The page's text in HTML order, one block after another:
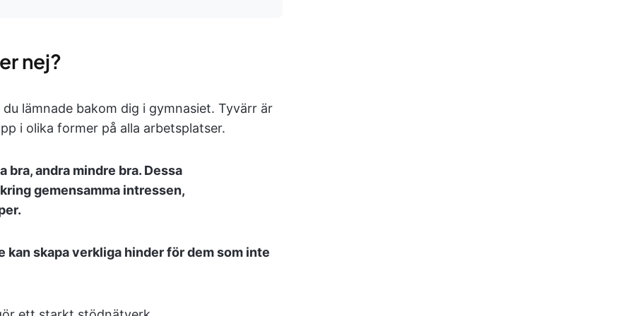
nej?
lämnade bakom dig i gymnasiet. Tyvärr är
i olika former på alla arbetsplatser.
bra, andra mindre bra. Dessa
gemensamma intressen,
kan skapa verkliga hinder för dem som inte